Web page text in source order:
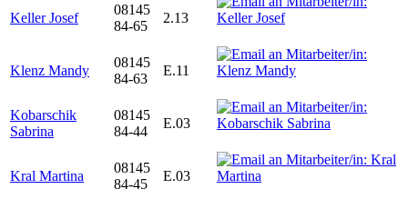
Keller Josef
08145
84-65
2.13
Klenz Mandy
08145
84-63
E.11
Kobarschik
Sabrina
08145
84-44
E.03
Kral Martina
08145
84-45
E.03